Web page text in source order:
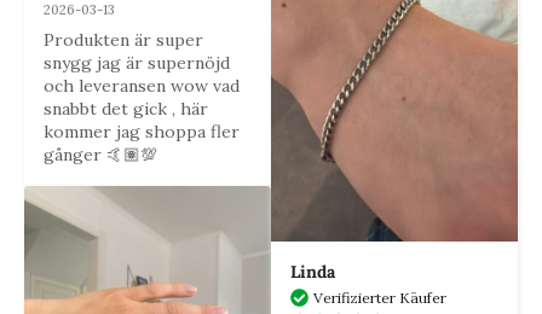
2026-03-13
Produkten är super
snygg jag är supernöjd
och leveransen wow vad
snabbt det gick , här
kommer jag shoppa fler
gånger 🤙🏽💯
Linda
Verifizierter Käufer